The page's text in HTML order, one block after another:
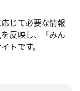
じて必要な情報
反映し、「みん
トです。